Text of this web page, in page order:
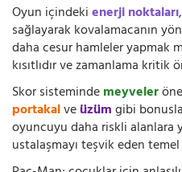
Oyun içindekienerji noktaları
sağlayarak kovalamacanın
daha cesur hamleler yapmak
kısıtlıdır ve zamanlama kritik
Skor sistemindemeyveler
portakalveüzümgibi
oyuncuyu daha riskli alanlara
ustalaşmayı teşvik eden